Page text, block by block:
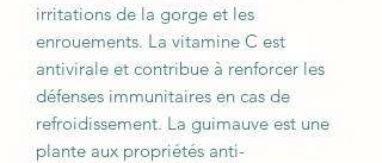
irritations de la gorge et les
enrouements. La vitamine C est
antivirale et contribue à renforcer les
défenses immunitaires en cas de
refroidissement. La guimauve est une
plante aux propriétés anti-